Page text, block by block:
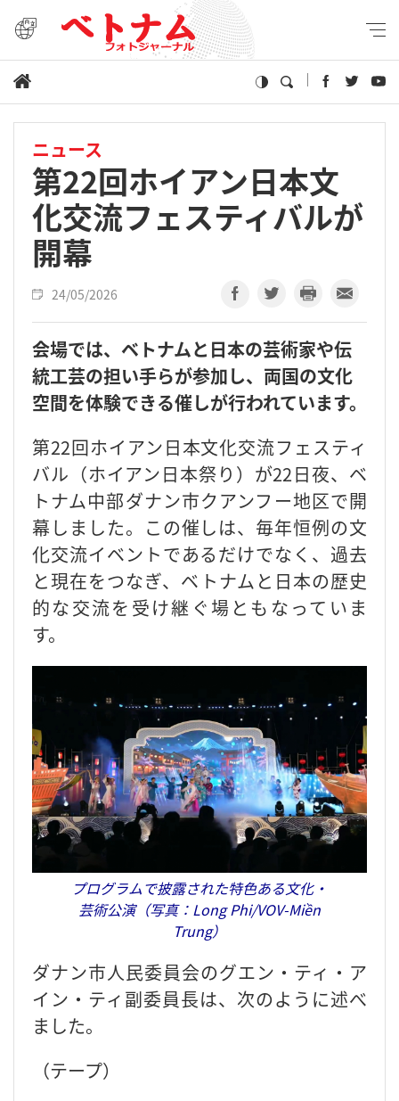
ニュース
第22回ホイアン日本文
化交流フェスティバルが
開幕
24/05/2026
会場では、ベトナムと日本の芸術家や伝
統工芸の担い手らが参加し、両国の文化
空間を体験できる催しが行われています。
第22回ホイアン日本文化交流フェスティ
バル（ホイアン日本祭り）が22日夜、ベ
トナム中部ダナン市クアンフー地区で開
幕しました。この催しは、毎年恒例の文
化交流イベントであるだけでなく、過去
と現在をつなぎ、ベトナムと日本の歴史
的な交流を受け継ぐ場ともなっていま
す。
プログラムで披露された特色ある文化・
芸術公演（写真：Long Phi/VOV-Miền
Trung）
ダナン市人民委員会のグエン・ティ・ア
イン・ティ副委員長は、次のように述べ
ました。
（テープ）